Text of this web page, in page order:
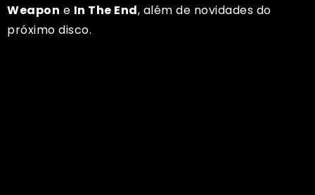
Weapon e In The End, além de novidades do
próximo disco.